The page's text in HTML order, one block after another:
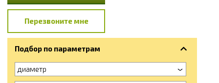
Перезвоните мне
Подбор по параметрам
диаметр